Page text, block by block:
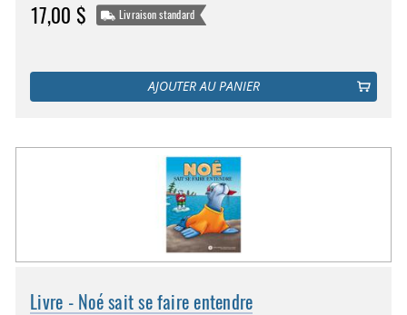
17,00 $ Livraison standard
AJOUTER AU PANIER
Livre - Noé sait se faire entendre